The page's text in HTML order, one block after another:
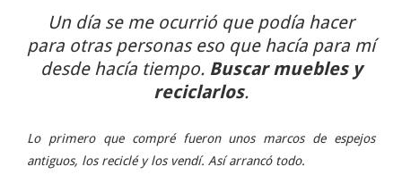
Un día se me ocurrió que podía hacer
para otras personas eso que hacía para mí
desde hacía tiempo. Buscar muebles y
reciclarlos.
Lo primero que compré fueron unos marcos de espejos
antiguos, los reciclé y los vendí. Así arrancó todo.